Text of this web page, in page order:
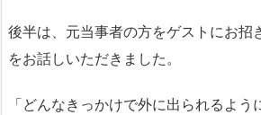
後半は、元当事者の方をゲストにお招
をお話しいただきました。
「どんなきっかけで外に出られるよう